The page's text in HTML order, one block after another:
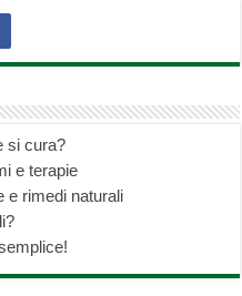
si cura?
e terapie
e rimedi naturali